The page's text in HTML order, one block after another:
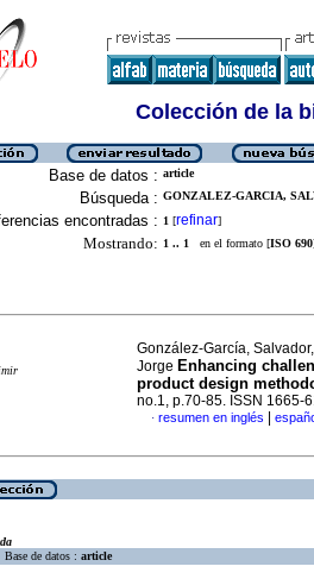
Colección de la
Base de datos : article
Búsqueda : GONZALEZ-GARCIA,
encontradas : 1 [refinar]
Mostrando: 1 .. 1 en el formato [ISO 690
González-García,
Jorge Enhancing
product design
no.1, p.70-85. ISSN 1665-
· resumen en inglés
Base de datos : article